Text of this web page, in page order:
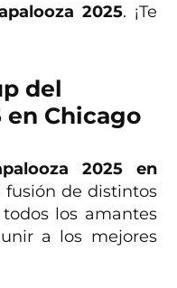
2025. ¡Te
del
en Chicago
2025 en
fusión de distintos
los amantes
a los mejores